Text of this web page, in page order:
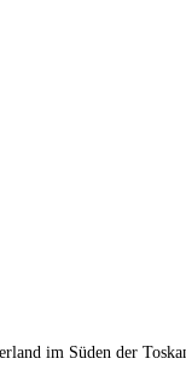
im Süden der